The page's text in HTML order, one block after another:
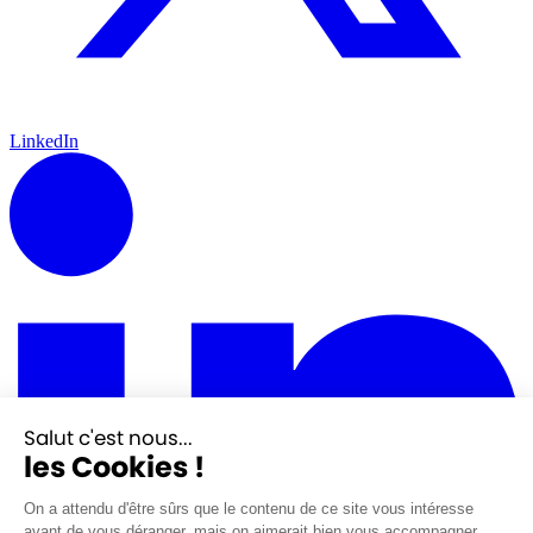
LinkedIn
Salut c'est nous...
les Cookies !
On a attendu d'être sûrs que le contenu de ce site vous intéresse